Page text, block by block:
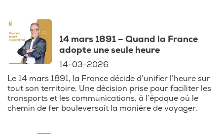
journées spéciales et de plonger dans les
actualités qui ont marqué la Belgique et le
monde.
Qu’il s’agisse de grands événements
mondiaux ou de petites histoires qui ont
touché le cœur des Belges, ce podcast est
une véritable capsule temporelle, un
retour aux sources pour ceux qui ont vécu
14 mars 1891 – Quand la France
adopte une seule heure
14-03-2026
Le 14 mars 1891, la France décide d’unifier l’heure sur
tout son territoire. Une décision prise pour faciliter les
transports et les communications, à l’époque où le
chemin de fer bouleversait la manière de voyager.